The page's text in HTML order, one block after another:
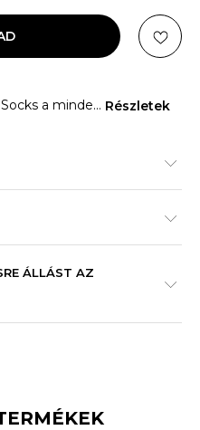
a minde... Részletek
ÁLLÁST AZ